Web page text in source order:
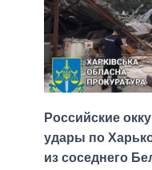
Российские
удары по
из соседнего